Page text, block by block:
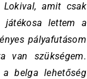
amit csak
játékosa lettem a
pályafutásom
van szükségem.
belga lehetőség